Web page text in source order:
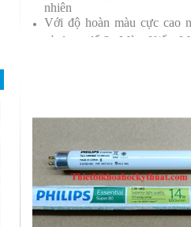
nhiên
Với độ hoàn màu cực cao
sử dụng để So Màu, Kiểm